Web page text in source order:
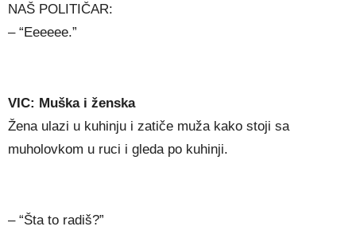
NAŠ POLITIČAR:
– “Eeeeee.”
VIC: Muška i ženska
Žena ulazi u kuhinju i zatiče muža kako stoji sa
muholovkom u ruci i gleda po kuhinji.
– “Šta to radiš?”